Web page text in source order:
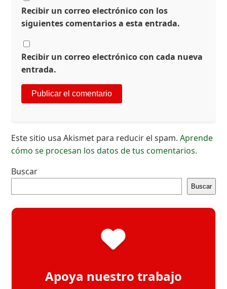
Recibir un correo electrónico con los
siguientes comentarios a esta entrada.
Recibir un correo electrónico con cada nueva
entrada.
Este sitio usa Akismet para reducir el spam.Aprende
cómo se procesan los datos de tus comentarios.
Buscar
Buscar
Apoya nuestro trabajo